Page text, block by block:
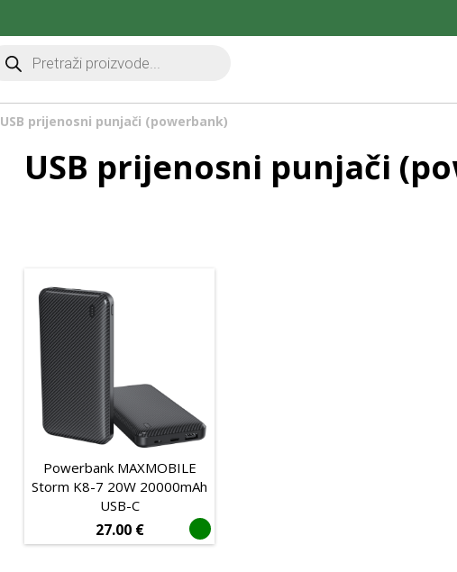
USB prijenosni punjači (powerbank)
USB prijenosni punjači
Powerbank MAXMOBILE
Storm K8-7 20W 20000mAh
USB-C
27.00 €